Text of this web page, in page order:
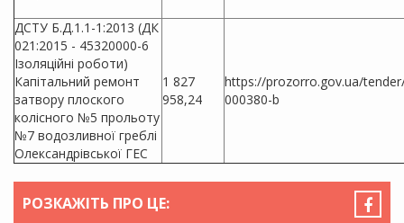
ДСТУ Б.Д.1.1-1:2013 (ДК
021:2015 - 45320000-6
Ізоляційні роботи)
Капітальний ремонт
затвору плоского
колісного №5 прольоту
№7 водозливної греблі
Олександрівської ГЕС
1 827
958,24
https://prozorro.gov.ua/
000380-b
РОЗКАЖІТЬ ПРО ЦЕ: